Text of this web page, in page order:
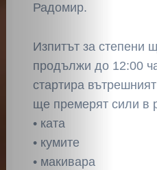
Таблоид
Новини
Search
Радомир.
Изпитът за степени
продължи до 12:00
стартира
ще премерят сили в
• ката
• кумите
• макивара